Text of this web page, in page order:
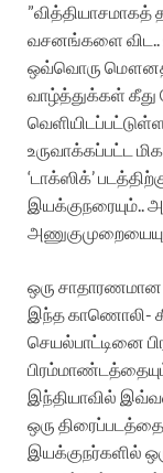
”வித்தியாசமாகத்
வசனங்களை விட..
ஒவ்வொரு
வாழ்த்துக்கள்
உருவாக்கப்பட்ட
‘டாக்ஸிக்’
இயக்குநரையும்..
ஒரு சாதாரணமான
இந்த காணொலி-
செயல்பாட்டினை
இந்தியாவில்
ஒரு
இயக்குநர்களில்